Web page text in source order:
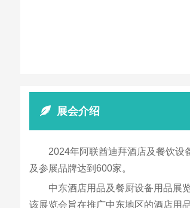
展会介绍
2024年阿联酋迪拜酒店及餐饮设
及参展品牌达到600家。
中东酒店用品及餐厨设备用品展
该展览会旨在推广中东地区的酒店用